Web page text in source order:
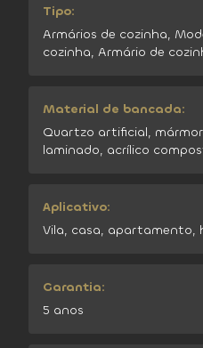
Tipo:
Armários de cozinha,
cozinha, Armário de
Material de bancada:
Quartzo artificial,
laminado, acrílico
Aplicativo:
Vila, casa, apartamento,
Garantia:
5 anos